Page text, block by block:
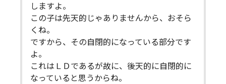
しますよ。
この子は先天的じゃありませんから、おそら
くね。
ですから、その自閉的になっている部分です
よ。
これはＬＤであるが故に、後天的に自閉的に
なっていると思うからね。